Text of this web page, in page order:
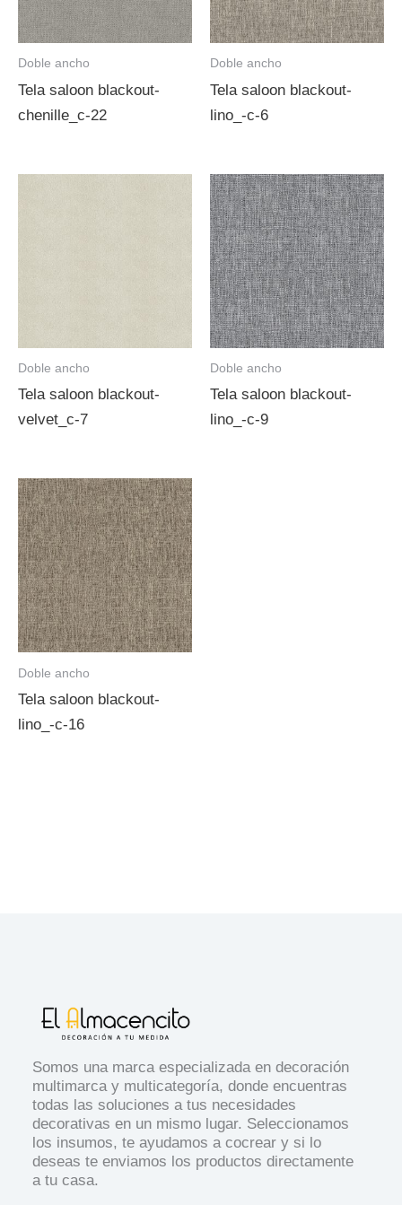
Doble ancho
Tela saloon blackout-
chenille_c-22
Doble ancho
Tela saloon blackout-
lino_-c-6
Doble ancho
Tela saloon blackout-
velvet_c-7
Doble ancho
Tela saloon blackout-
lino_-c-9
Doble ancho
Tela saloon blackout-
lino_-c-16
Somos una marca especializada en decoración
multimarca y multicategoría, donde encuentras
todas las soluciones a tus necesidades
decorativas en un mismo lugar. Seleccionamos
los insumos, te ayudamos a cocrear y si lo
deseas te enviamos los productos directamente
a tu casa.